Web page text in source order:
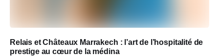
Relais et Châteaux Marrakech : l’art de l’hospitalité de
prestige au cœur de la médina